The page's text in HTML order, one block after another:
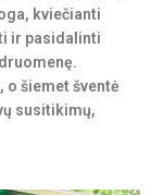
kviečianti
ir pasidalinti
o šiemet šventė
susitikimų,